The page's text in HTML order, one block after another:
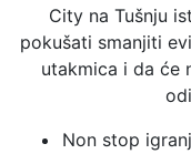
City na Tušnju
pokušati smanjiti
utakmica i da će
Non stop